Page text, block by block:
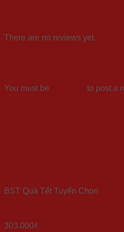
There are no reviews yet.
You must be to post a
BST Quà Tết Tuyển Chọn
303.000₫